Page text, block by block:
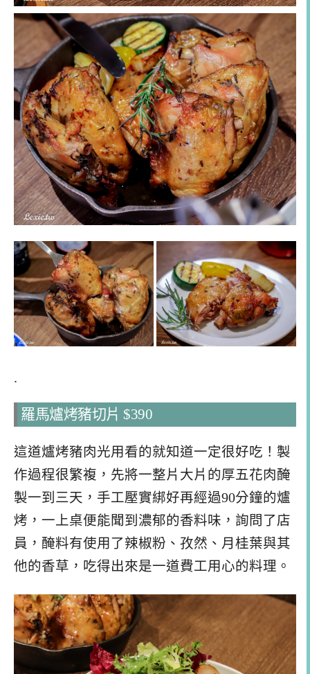
.
羅馬爐烤豬切片 $390
這道爐烤豬肉光用看的就知道一定很好吃！製
作過程很繁複，先將一整片大片的厚五花肉醃
製一到三天，手工壓實綁好再經過90分鐘的爐
烤，一上桌便能聞到濃郁的香料味，詢問了店
員，醃料有使用了辣椒粉、孜然、月桂葉與其
他的香草，吃得出來是一道費工用心的料理。